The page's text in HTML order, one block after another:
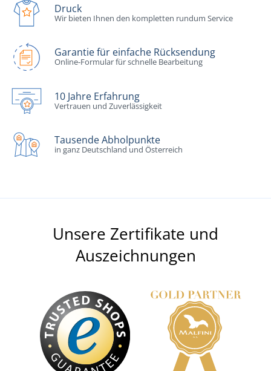
Druck
Wir bieten Ihnen den kompletten rundum Service
Garantie für einfache Rücksendung
Online-Formular für schnelle Bearbeitung
10 Jahre Erfahrung
Vertrauen und Zuverlässigkeit
Tausende Abholpunkte
in ganz Deutschland und Österreich
Unsere Zertifikate und
Auszeichnungen